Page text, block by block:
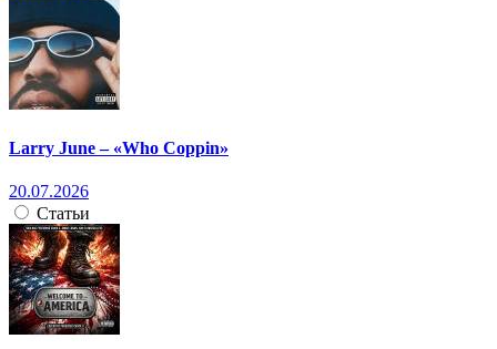
Larry June – «Who Coppin»
20.07.2026
Статьи